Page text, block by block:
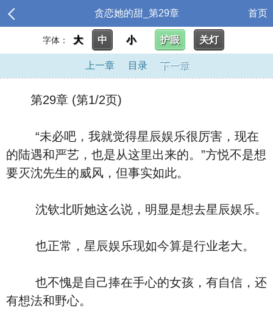
贪恋她的甜_第29章 首页
字体： 大 中 小 护眼 关灯
上一章 目录 下一章
第29章 (第1/2页)
“未必吧，我就觉得星辰娱乐很厉害，现在
的陆遇和严艺，也是从这里出来的。”方悦不是想
要灭沈先生的威风，但事实如此。
沈钦北听她这么说，明显是想去星辰娱乐。
也正常，星辰娱乐现如今算是行业老大。
也不愧是自己捧在手心的女孩，有自信，还
有想法和野心。